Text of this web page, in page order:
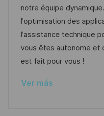
i
ó
n
d
e
p
u
b
i
m
p
l
e
o
g
o
r
í
a
notre équipe
l'optimisation des
l'assistance technique
vous êtes autonome et
est fait pour vous !
Ver más